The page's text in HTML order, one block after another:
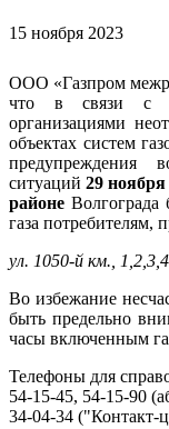
15 ноября 2023
ООО «Газпром
что в связи с
организациями
объектах систем
предупреждения
ситуаций29
районе Волгограда
газа
ул. 1050-й км.,
Во избежание
быть предельно
часы включенным
Телефоны для
54-15-45, 54-15-90
34-04-34 ("Контакт-